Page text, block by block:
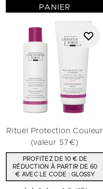
PANIER
Rituel Protection Couleur
(valeur 57€)
PROFITEZ DE 10 € DE
RÉDUCTION À PARTIR DE 60
€ AVEC LE CODE : GLOSSY